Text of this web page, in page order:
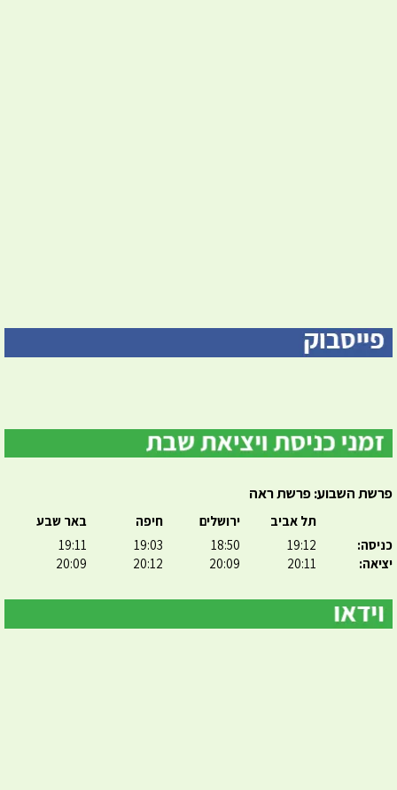
פרשת השבוע: פרשת ראה
כניסה:
יציאה:
תל אביב
19:12
20:11
ירושלים
18:50
20:09
חיפה
19:03
20:12
באר שבע
19:11
20:09